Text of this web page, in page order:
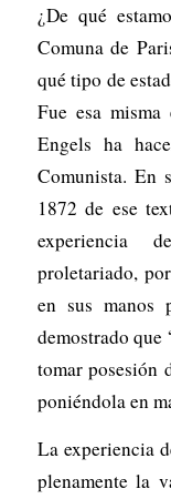
¿De qué
Comuna de
qué tipo de
Fue esa
Engels ha
Comunista. En
1872 de ese
experiencia
proletariado,
en sus manos
demostrado
tomar posesión
poniéndola en
La experiencia
plenamente la